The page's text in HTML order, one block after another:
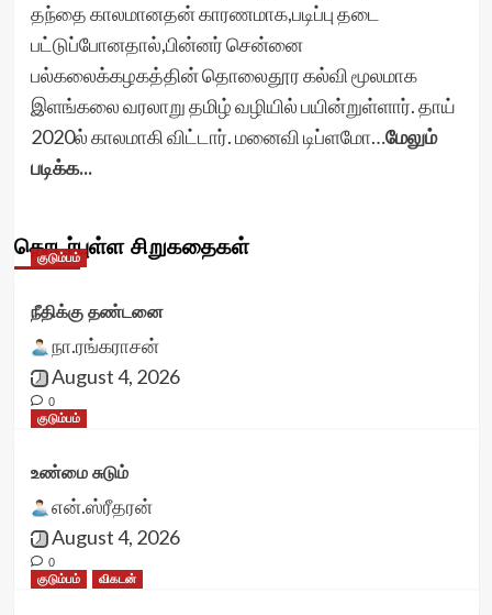
தந்தை காலமானதன் காரணமாக,படிப்பு தடை
பட்டுப்போனதால்,பின்னர் சென்னை
பல்கலைக்கழகத்தின் தொலைதூர கல்வி மூலமாக
இளங்கலை வரலாறு தமிழ் வழியில் பயின்றுள்ளார். தாய்
2020ல் காலமாகி விட்டார். மனைவி டிப்ளமோ…மேலும்
படிக்க...
தொடர்புள்ள சிறுகதைகள்
குடும்பம்
நீதிக்கு தண்டனை
நா.ரங்கராசன்
August 4, 2026
0
குடும்பம்
உண்மை சுடும்
என்.ஸ்ரீதரன்
August 4, 2026
0
குடும்பம்
விகடன்